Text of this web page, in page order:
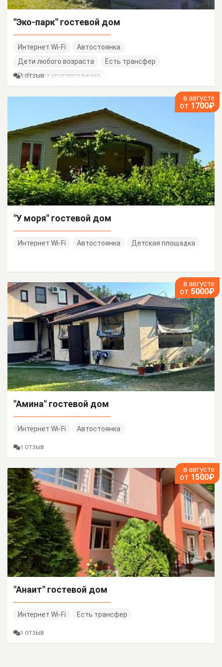
"Эко-парк" гостевой дом
Интернет Wi-Fi
Автостоянка
Дети любого возраста
Есть трансфер
Работает круглогодично
1 ОТЗЫВ
в августе
от 1700₽
"У моря" гостевой дом
Интернет Wi-Fi Автостоянка Детская площадка
в августе
от 5000₽
"Амина" гостевой дом
Интернет Wi-Fi Автостоянка
1 ОТЗЫВ
в августе
от 1500₽
"Анаит" гостевой дом
Интернет Wi-Fi Есть трансфер
1 ОТЗЫВ